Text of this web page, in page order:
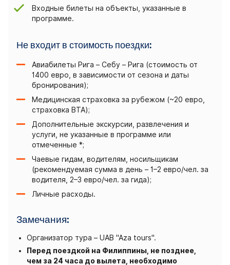
Входные билеты на объекты, указанные в
программе.
Не входит в стоимость поездки:
Авиабилеты Рига – Себу – Рига (стоимость от
1400 евро, в зависимости от сезона и даты
бронирования);
Медицинская страховка за рубежом (~20 евро,
страховка BTA);
Дополнительные экскурсии, развлечения и
услуги, не указанные в программе или
отмеченные *;
Чаевые гидам, водителям, носильщикам
(рекомендуемая сумма в день – 1–2 евро/чел. за
водителя, 2–3 евро/чел. за гида);
Личные расходы.
Замечания:
Организатор тура – ​​UAB "Aza tours".
Перед поездкой на Филиппины, не позднее,
чем за 24 часа до вылета, необходимо